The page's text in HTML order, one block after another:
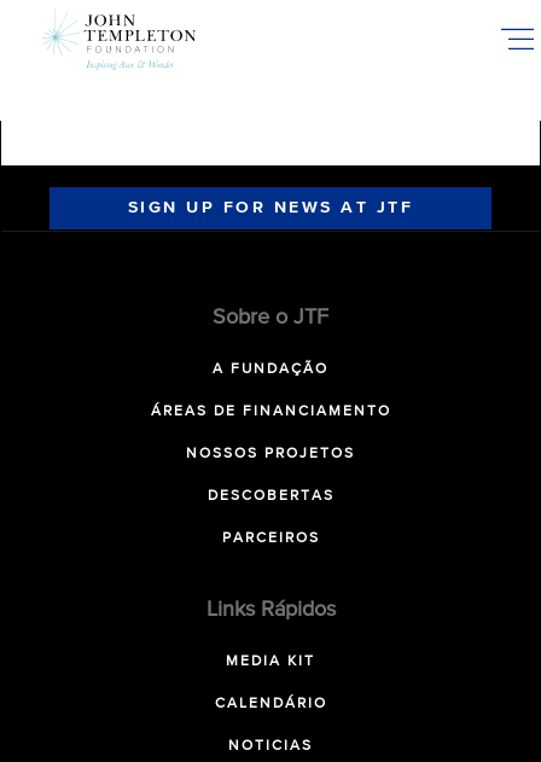
SIGN UP FOR NEWS AT JTF
Sobre o JTF
A FUNDAÇÃO
ÁREAS DE FINANCIAMENTO
NOSSOS PROJETOS
DESCOBERTAS
PARCEIROS
Links Rápidos
MEDIA KIT
CALENDÁRIO
NOTICIAS